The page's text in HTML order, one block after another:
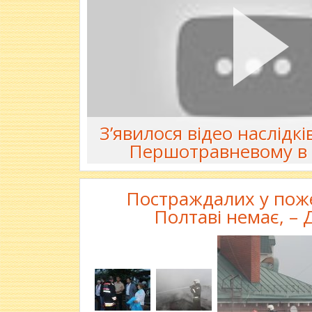
З’явилося відео
Першотравневому в
Постраждалих у
Полтаві немає,